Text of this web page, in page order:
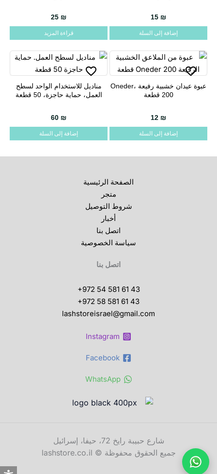
15 ₪
إضافة إلى السلة
25 ₪
قراءة المزيد
عبوة عيدان خشبية رفيعة Oneder،
200 قطعة
12 ₪
إضافة إلى السلة
مناديل للاستخدام الواحد لسطح
العمل، حماية حاجزة، 50 قطعة
60 ₪
إضافة إلى السلة
الصفحة الرئيسية
متجر
شروط التوصيل
أخبار
اتصل بنا
سياسة الخصوصية
اتصل بنا
+972 54 581 61 43
+972 58 581 61 43
lashstoreisrael@gmail.com
Instagram
Facebook
WhatsApp
شارع حبيبة رايخ 72، حيفا، إسرائيل
جميع الحقوق محفوظة © lashstore.co.il